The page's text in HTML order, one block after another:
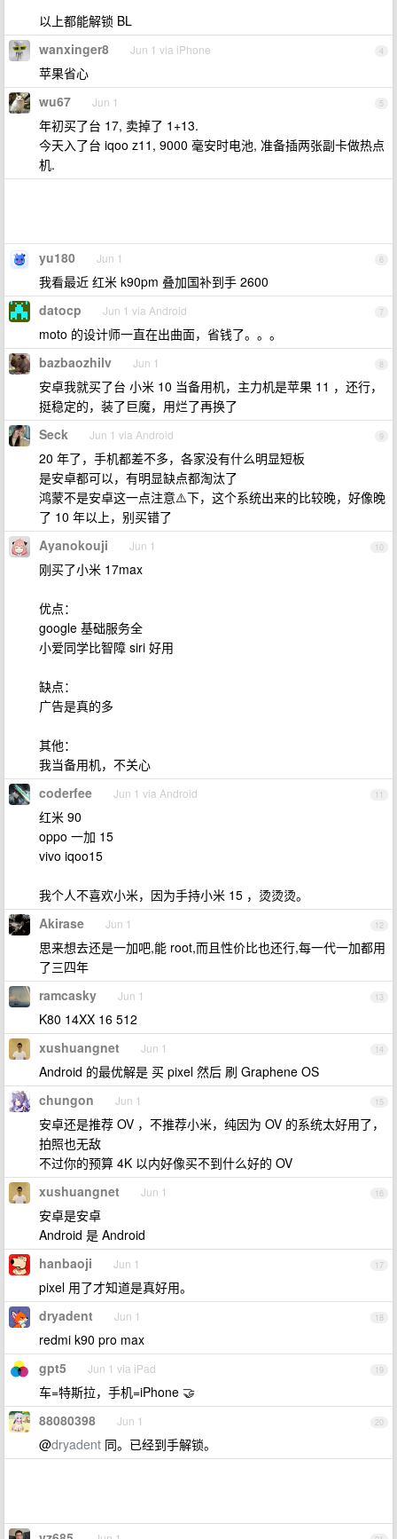
以上都能解锁 BL
4
wanxinger8 Jun 1 via iPhone
苹果省心
5
wu67 Jun 1
年初买了台 17, 卖掉了 1+13.
今天入了台 iqoo z11, 9000 毫安时电池, 准备插两张副卡做热点
机.
6
yu180 Jun 1
我看最近 红米 k90pm 叠加国补到手 2600
7
datocp Jun 1 via Android
moto 的设计师一直在出曲面，省钱了。。。
8
bazbaozhilv Jun 1
安卓我就买了台 小米 10 当备用机，主力机是苹果 11 ，还行，
挺稳定的，装了巨魔，用烂了再换了
9
Seck Jun 1 via Android
20 年了，手机都差不多，各家没有什么明显短板
是安卓都可以，有明显缺点都淘汰了
鸿蒙不是安卓这一点注意⚠️下，这个系统出来的比较晚，好像晚
了 10 年以上，别买错了
10
Ayanokouji Jun 1
刚买了小米 17max
优点：
google 基础服务全
小爱同学比智障 siri 好用
缺点：
广告是真的多
其他：
我当备用机，不关心
11
coderfee Jun 1 via Android
红米 90
oppo 一加 15
vivo iqoo15
我个人不喜欢小米，因为手持小米 15 ，烫烫烫。
12
Akirase Jun 1
思来想去还是一加吧,能 root,而且性价比也还行,每一代一加都用
了三四年
13
ramcasky Jun 1
K80 14XX 16 512
14
xushuangnet Jun 1
Android 的最优解是 买 pixel 然后 刷 Graphene OS
15
chungon Jun 1
安卓还是推荐 OV ，不推荐小米，纯因为 OV 的系统太好用了，
拍照也无敌
不过你的预算 4K 以内好像买不到什么好的 OV
16
xushuangnet Jun 1
安卓是安卓
Android 是 Android
17
hanbaoji Jun 1
pixel 用了才知道是真好用。
18
dryadent Jun 1
redmi k90 pro max
19
gpt5 Jun 1 via iPad
车=特斯拉，手机=iPhone 🤝
20
88080398 Jun 1
@dryadent 同。已经到手解锁。